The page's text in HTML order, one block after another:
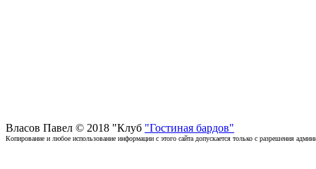
Власов Павел © 2018 "Клуб "Гостиная бардов"
Копирование и любое использование информации с этого сайта допускается только с разрешения